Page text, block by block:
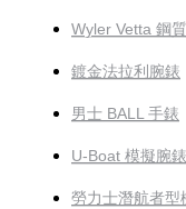
Wyler Vetta 鋼
鍍金法拉利腕錶
男士 BALL 手錶
U-Boat 模擬腕錶
勞力士潛航者型